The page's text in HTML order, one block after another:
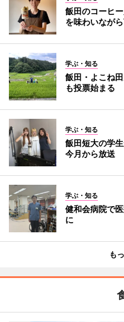
飯田のコーヒ
を味わいなが
学ぶ・知る
飯田・よこね
も投票始まる
学ぶ・知る
飯田短大の学
今月から放送
学ぶ・知る
健和会病院で
に
も